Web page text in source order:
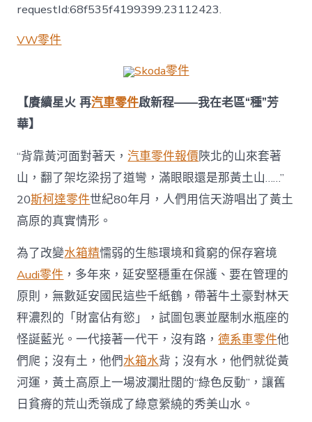
漫
畫】
高
原
的
“綠
OSDER
德
零
件
商
色
長
城”〉
中
requestId:68f535f4199399.23112423.
VW零件
Skoda零件
【賡續星火 再汽車零件啟新程——我在老區“種”芳
華】
“背靠黃河面對著天，汽車零件報價陜北的山來套著
山，翻了架圪梁拐了道彎，滿眼眼還是那黃土山……”
20斯柯達零件世紀80年月，人們用信天游唱出了黃土
高原的真實情形。
為了改變水箱精懦弱的生態環境和貧窮的保存窘境
Audi零件 ，多年來，延安堅穩重在保護、要在管理的
原則，無數延安國民這些千紙鶴，帶著牛土豪對林天
秤濃烈的「財富佔有慾」，試圖包裹並壓制水瓶座的
怪誕藍光。一代接著一代干，沒有路，德系車零件他
們爬；沒有土，他們水箱水背；沒有水，他們就從黃
河運，黃土高原上一場波瀾壯闊的“綠色反動”，讓舊
日貧瘠的荒山禿嶺成了綠意縈繞的秀美山水。